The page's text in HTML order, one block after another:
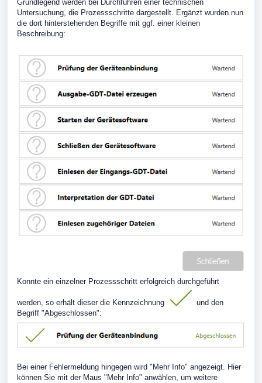
Grundlegend werden bei Durchführen einer technischen
Untersuchung, die Prozessschritte dargestellt. Ergänzt wurden nun
die dort hinterstehenden Begriffe mit ggf. einer kleinen
Beschreibung:
Konnte ein einzelner Prozessschritt erfolgreich durchgeführt
werden, so erhält dieser die Kennzeichnung
und den
Begriff "Abgeschlossen":
Bei einer Fehlermeldung hingegen wird "Mehr Info" angezeigt. Hier
können Sie mit der Maus "Mehr Info" anwählen, um weitere